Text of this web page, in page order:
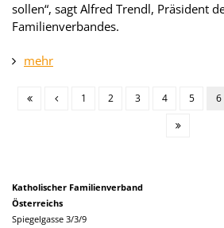
sollen“, sagt Alfred Trendl, Präsident
Familienverbandes.
mehr
1 2 3 4 5 6
Katholischer Familienverband
Österreichs
Spiegelgasse 3/3/9